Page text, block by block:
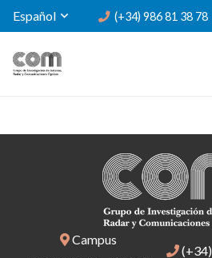
Español (+34) 986 81 38 78
Campus
(+34)